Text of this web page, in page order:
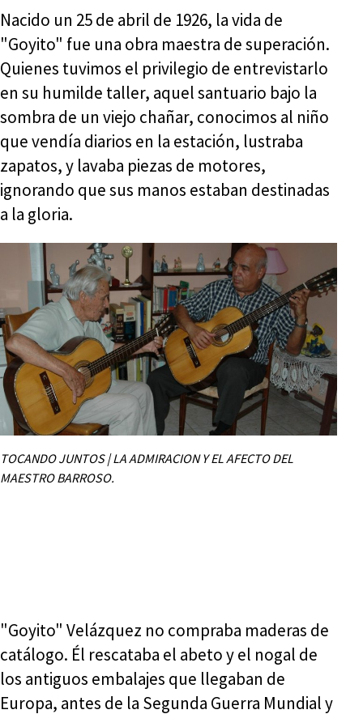
Nacido un 25 de abril de 1926, la vida de
"Goyito" fue una obra maestra de superación.
Quienes tuvimos el privilegio de entrevistarlo
en su humilde taller, aquel santuario bajo la
sombra de un viejo chañar, conocimos al niño
que vendía diarios en la estación, lustraba
zapatos, y lavaba piezas de motores,
ignorando que sus manos estaban destinadas
a la gloria.
TOCANDO JUNTOS | LA ADMIRACION Y EL AFECTO DEL
MAESTRO BARROSO.
"Goyito" Velázquez no compraba maderas de
catálogo. Él rescataba el abeto y el nogal de
los antiguos embalajes que llegaban de
Europa, antes de la Segunda Guerra Mundial y